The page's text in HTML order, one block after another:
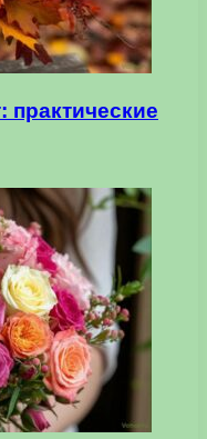
практические